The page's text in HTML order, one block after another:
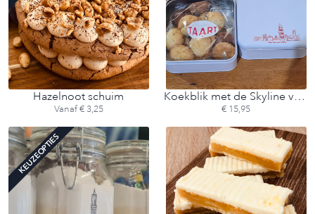
Hazelnoot schuim
Vanaf € 3,25
Koekblik met de Skyline van Utrecht
€ 15,95
KEUZEOPTIES